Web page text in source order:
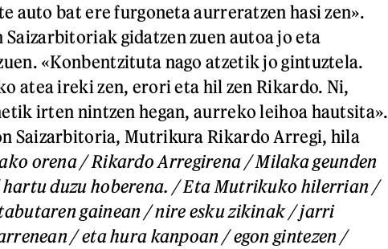
auto bat ere furgoneta aurreratzen hasi zen».
Saizarbitoriak gidatzen zuen autoa jo eta
«Konbentzituta nago atzetik jo gintuztela.
atea ireki zen, erori eta hil zen Rikardo. Ni,
irten nintzen hegan, aurreko leihoa hautsita».
Saizarbitoria, Mutrikura Rikardo Arregi, hila
orena / Rikardo Arregirena / Milaka geunden
duzu hoberena. / Eta Mutrikuko hilerrian /
gainean / nire esku zikinak / jarri
/ eta hura kanpoan / egon gintezen /